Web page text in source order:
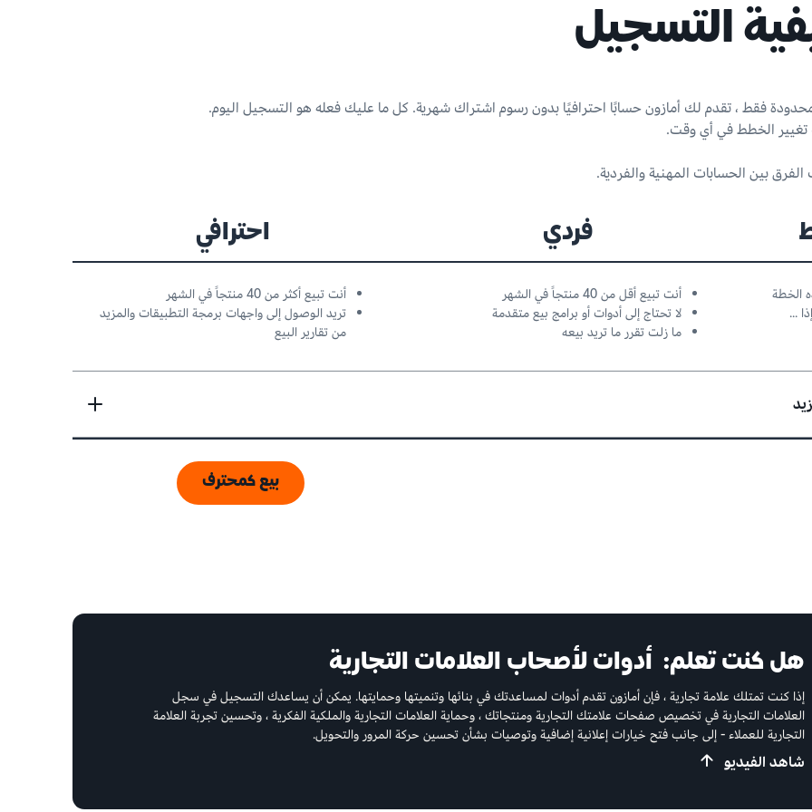
التسجيل
فقط ، تقدم لك أمازون حسابًا احترافيًا بدون رسوم اشتراك شهرية. كل ما عليك فعله هو التسجيل اليوم.
الخطط في أي وقت.
بين الحسابات المهنية والفردية.
فردي احترافي
الخطة
...
أنت تبيع أقل من 40 منتجاً في الشهر
لا تحتاج إلى أدوات أو برامج بيع متقدمة
ما زلت تقرر ما تريد بيعه
أنت تبيع أكثر من 40 منتجاً في الشهر
تريد الوصول إلى واجهات برمجة التطبيقات والمزيد
من تقارير البيع
بيع كمحترف
هل كنت تعلم: أدوات لأصحاب العلامات التجارية
إذا كنت تمتلك علامة تجارية ، فإن أمازون تقدم أدوات لمساعدتك في بنائها وتنميتها وحمايتها. يمكن أن يساعدك التسجيل في سجل
العلامات التجارية في تخصيص صفحات علامتك التجارية ومنتجاتك ، وحماية العلامات التجارية والملكية الفكرية ، وتحسين تجربة العلامة
التجارية للعملاء - إلى جانب فتح خيارات إعلانية إضافية وتوصيات بشأن تحسين حركة المرور والتحويل.
شاهد الفيديو